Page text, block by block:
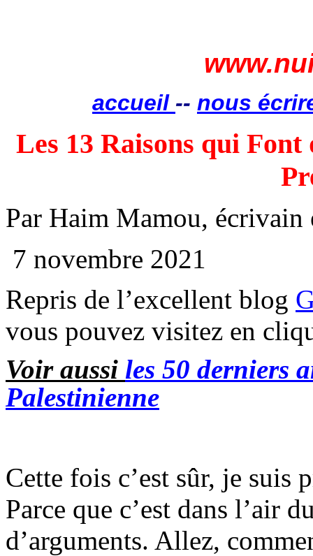
accueil -- nous
Les 13 Raisons qui
Par Haim Mamou, écrivain
7 novembre 2021
Repris de l’excellent blog
vous pouvez visitez en
Voir aussi les 50 derniers
Palestinienne
Cette fois c’est sûr, je suis
Parce que c’est dans l’air
d’arguments. Allez,